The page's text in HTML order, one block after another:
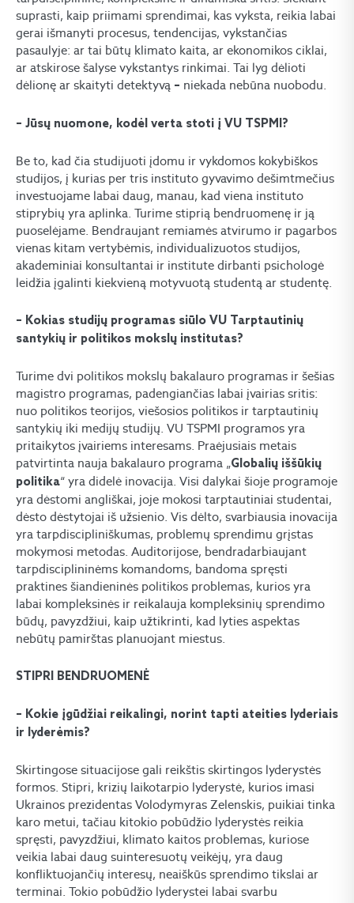
suprasti, kaip priimami sprendimai, kas vyksta, reikia labai
gerai išmanyti procesus, tendencijas, vykstančias
pasaulyje: ar tai būtų klimato kaita, ar ekonomikos ciklai,
ar atskirose šalyse vykstantys rinkimai. Tai lyg dėlioti
dėlionę ar skaityti detektyvą – niekada nebūna nuobodu.
– Jūsų nuomone, kodėl verta stoti į VU TSPMI?
Be to, kad čia studijuoti įdomu ir vykdomos kokybiškos
studijos, į kurias per tris instituto gyvavimo dešimtmečius
investuojame labai daug, manau, kad viena instituto
stiprybių yra aplinka. Turime stiprią bendruomenę ir ją
puoselėjame. Bendraujant remiamės atvirumo ir pagarbos
vienas kitam vertybėmis, individualizuotos studijos,
akademiniai konsultantai ir institute dirbanti psichologė
leidžia įgalinti kiekvieną motyvuotą studentą ar studentę.
– Kokias studijų programas siūlo VU Tarptautinių
santykių ir politikos mokslų institutas?
Turime dvi politikos mokslų bakalauro programas ir šešias
magistro programas, padengiančias labai įvairias sritis:
nuo politikos teorijos, viešosios politikos ir tarptautinių
santykių iki medijų studijų. VU TSPMI programos yra
pritaikytos įvairiems interesams. Praėjusiais metais
patvirtinta nauja bakalauro programa „Globalių iššūkių
politika“ yra didelė inovacija. Visi dalykai šioje programoje
yra dėstomi angliškai, joje mokosi tarptautiniai studentai,
dėsto dėstytojai iš užsienio. Vis dėlto, svarbiausia inovacija
yra tarpdiscipliniškumas, problemų sprendimu grįstas
mokymosi metodas. Auditorijose, bendradarbiaujant
tarpdisciplininėms komandoms, bandoma spręsti
praktines šiandieninės politikos problemas, kurios yra
labai kompleksinės ir reikalauja kompleksinių sprendimo
būdų, pavyzdžiui, kaip užtikrinti, kad lyties aspektas
nebūtų pamirštas planuojant miestus.
STIPRI BENDRUOMENĖ
– Kokie įgūdžiai reikalingi, norint tapti ateities lyderiais
ir lyderėmis?
Skirtingose situacijose gali reikštis skirtingos lyderystės
formos. Stipri, krizių laikotarpio lyderystė, kurios imasi
Ukrainos prezidentas Volodymyras Zelenskis, puikiai tinka
karo metui, tačiau kitokio pobūdžio lyderystės reikia
spręsti, pavyzdžiui, klimato kaitos problemas, kuriose
veikia labai daug suinteresuotų veikėjų, yra daug
konfliktuojančių interesų, neaiškūs sprendimo tikslai ar
terminai. Tokio pobūdžio lyderystei labai svarbu